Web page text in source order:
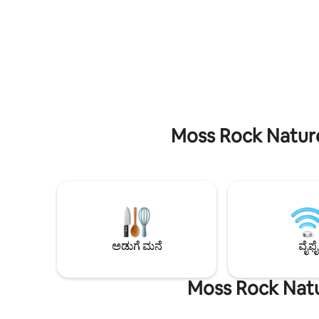
ಬರ್ಮಿಂಗ್‌ಹ್ಯಾಮ್‌ನ ಶಾಂತ ನೆರೆಹೊರೆಯಲ್ಲಿ ಲಭ್ಯವಿವೆ.
Moss Rock
ಅಡುಗೆ ಮನೆ ವೈಫೈ
Moss Rock